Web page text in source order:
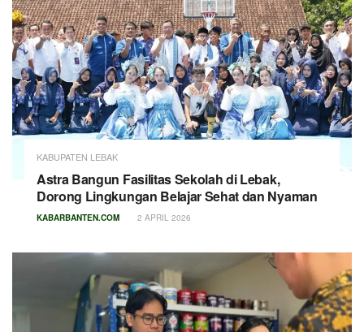
KABUPATEN LEBAK
Astra Bangun Fasilitas Sekolah di Lebak,
Dorong Lingkungan Belajar Sehat dan Nyaman
KABARBANTEN.COM 2 APRIL 2026